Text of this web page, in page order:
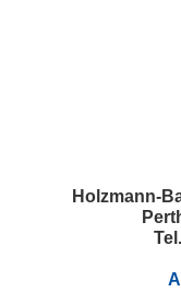
Holzmann-